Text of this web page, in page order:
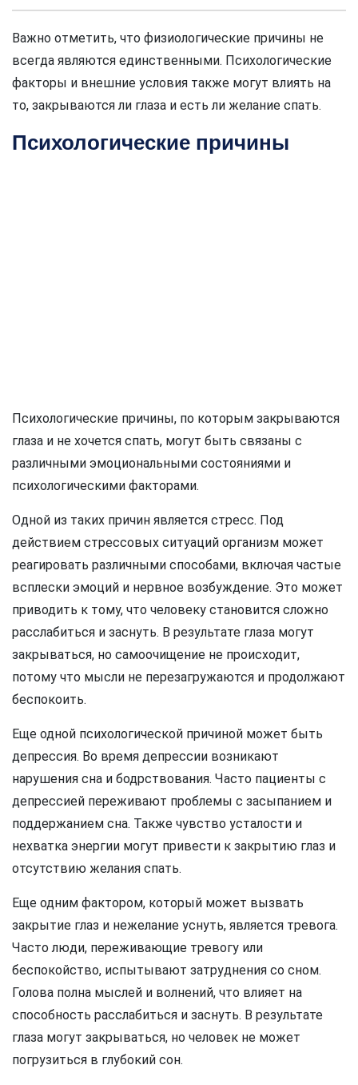
Важно отметить, что физиологические причины не
всегда являются единственными. Психологические
факторы и внешние условия также могут влиять на
то, закрываются ли глаза и есть ли желание спать.
Психологические причины
Психологические причины, по которым закрываются
глаза и не хочется спать, могут быть связаны с
различными эмоциональными состояниями и
психологическими факторами.
Одной из таких причин является стресс. Под
действием стрессовых ситуаций организм может
реагировать различными способами, включая частые
всплески эмоций и нервное возбуждение. Это может
приводить к тому, что человеку становится сложно
расслабиться и заснуть. В результате глаза могут
закрываться, но самоочищение не происходит,
потому что мысли не перезагружаются и продолжают
беспокоить.
Еще одной психологической причиной может быть
депрессия. Во время депрессии возникают
нарушения сна и бодрствования. Часто пациенты с
депрессией переживают проблемы с засыпанием и
поддержанием сна. Также чувство усталости и
нехватка энергии могут привести к закрытию глаз и
отсутствию желания спать.
Еще одним фактором, который может вызвать
закрытие глаз и нежелание уснуть, является тревога.
Часто люди, переживающие тревогу или
беспокойство, испытывают затруднения со сном.
Голова полна мыслей и волнений, что влияет на
способность расслабиться и заснуть. В результате
глаза могут закрываться, но человек не может
погрузиться в глубокий сон.